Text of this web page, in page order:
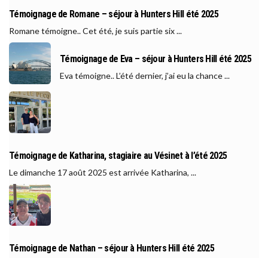
Témoignage de Romane – séjour à Hunters Hill été 2025
Romane témoigne.. Cet été, je suis partie six ...
Témoignage de Eva – séjour à Hunters Hill été 2025
Eva témoigne.. L’été dernier, j’ai eu la chance ...
Témoignage de Katharina, stagiaire au Vésinet à l’été 2025
Le dimanche 17 août 2025 est arrivée Katharina, ...
Témoignage de Nathan – séjour à Hunters Hill été 2025